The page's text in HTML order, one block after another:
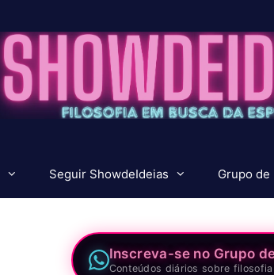
Seguir ShowdeIdeias Grupo de
Inscreva-se no Grupo
Conteúdos diários sobre